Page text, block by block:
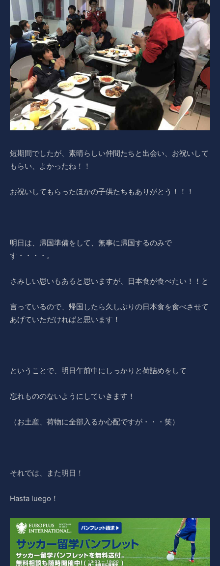
短期間でしたが、素晴らしい仲間たちと出会い、お祝いして
もらい、よかったね！！
お祝いしてもらったほかの子供たちもありがとう！！！
明日は、帰国準備をして、無事に帰国するのみで
す・・・・。
さみしい思いもあると思いますが、日本食が食べたい！！と
言っているので、帰国したら久しぶりの日本食を食べさせて
あげていただければと思います！
ということで、明日午前中にしっかりと荷詰めをして
忘れもののないようにしていきます！
（お土産、荷物に全部入るか心配ですが・・・笑）
それでは、また明日！
Hasta luego！